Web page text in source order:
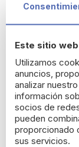
Enfamil
Confort 800
Este sitio
Utilizamos
anuncios,
analizar
información
socios de
pueden
proporcionado
sus servicios.